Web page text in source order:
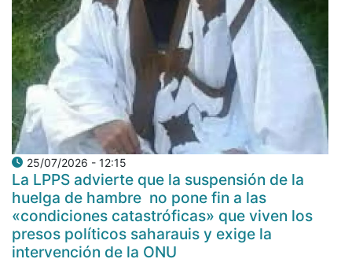
25/07/2026 - 12:15
La LPPS advierte que la suspensión de la
huelga de hambre no pone fin a las
«condiciones catastróficas» que viven los
presos políticos saharauis y exige la
intervención de la ONU